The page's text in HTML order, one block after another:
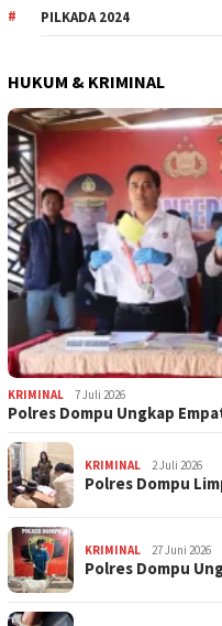
PILKADA 2024
HUKUM & KRIMINAL
KRIMINAL 7 Juli 2026
Polres Dompu Ungkap
KRIMINAL 2 Juli 2026
Polres Dompu
KRIMINAL 27 Juni 2026
Polres Dompu